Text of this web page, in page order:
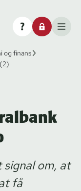
og finans
signal om, at
få